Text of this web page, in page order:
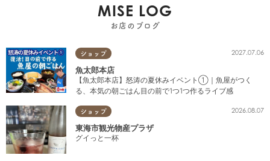
MISE LOG
お店のブログ
ショップ 2027.07.06
魚太郎本店
【魚太郎本店】怒涛の夏休みイベント①｜魚屋がつく
る、本気の朝ごはん目の前で1つ1つ作るライブ感
ショップ 2026.08.07
東海市観光物産プラザ
グイっと一杯